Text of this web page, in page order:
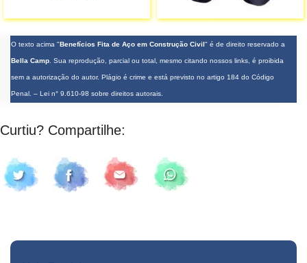
O texto acima "Benefícios Fita de Aço em Construção Civil" é de direito reservado a
Bella Camp . Sua reprodução, parcial ou total, mesmo citando nossos links, é proibida
sem a autorização do autor. Plágio é crime e está previsto no artigo 184 do Código
Penal. – Lei n° 9.610-98 sobre direitos autorais
Curtiu? Compartilhe: